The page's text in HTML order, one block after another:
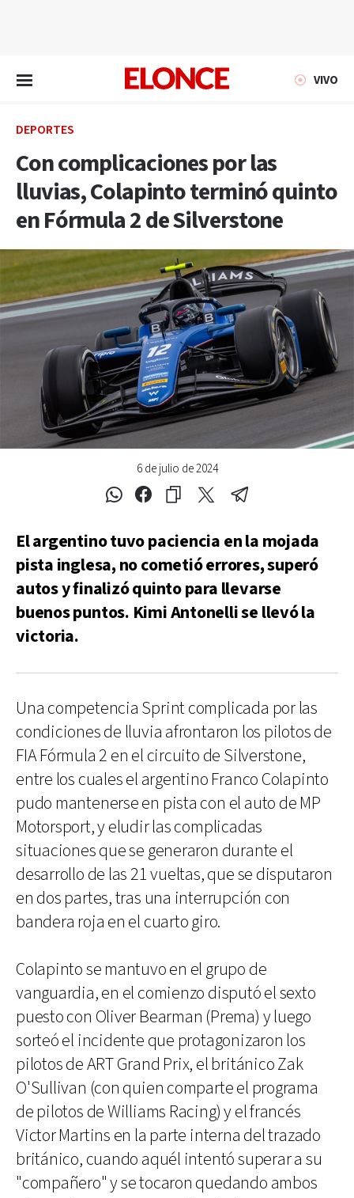
VIVO
DEPORTES
Con complicaciones por las
lluvias, Colapinto terminó quinto
en Fórmula 2 de Silverstone
6 de julio de 2024
El argentino tuvo paciencia en la mojada
pista inglesa, no cometió errores, superó
autos y finalizó quinto para llevarse
buenos puntos. Kimi Antonelli se llevó la
victoria.
Una competencia Sprint complicada por las
condiciones de lluvia afrontaron los pilotos de
FIA Fórmula 2 en el circuito de Silverstone,
entre los cuales el argentino Franco Colapinto
pudo mantenerse en pista con el auto de MP
Motorsport, y eludir las complicadas
situaciones que se generaron durante el
desarrollo de las 21 vueltas, que se disputaron
en dos partes, tras una interrupción con
bandera roja en el cuarto giro.
Colapinto se mantuvo en el grupo de
vanguardia, en el comienzo disputó el sexto
puesto con Oliver Bearman (Prema) y luego
sorteó el incidente que protagonizaron los
pilotos de ART Grand Prix, el británico Zak
O'Sullivan (con quien comparte el programa
de pilotos de Williams Racing) y el francés
Victor Martins en la parte interna del trazado
británico, cuando aquél intentó superar a su
"compañero" y se tocaron quedando ambos